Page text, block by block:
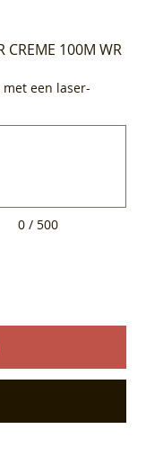
CREME 100M WR
een laser-
0 / 500